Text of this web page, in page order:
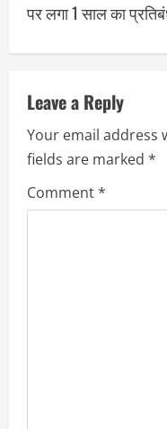
पर लगा 1 साल का
Leave a Reply
Your email address
fields are marked *
Comment*